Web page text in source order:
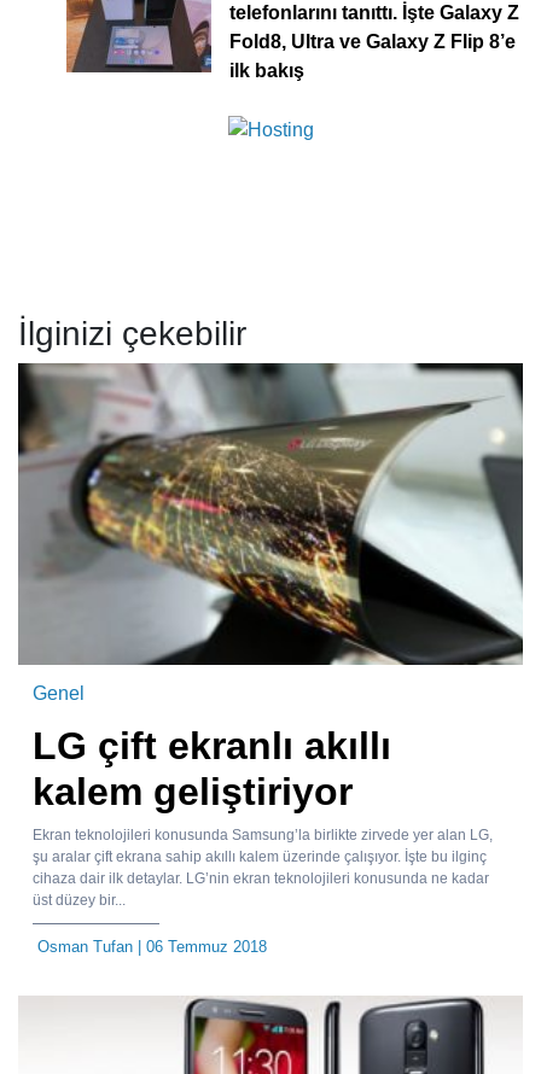
telefonlarını tanıttı. İşte Galaxy Z
Fold8, Ultra ve Galaxy Z Flip 8’e
ilk bakış
İlginizi çekebilir
Genel
LG çift ekranlı akıllı
kalem geliştiriyor
Ekran teknolojileri konusunda Samsung’la birlikte zirvede yer alan LG,
şu aralar çift ekrana sahip akıllı kalem üzerinde çalışıyor. İşte bu ilginç
cihaza dair ilk detaylar. LG’nin ekran teknolojileri konusunda ne kadar
üst düzey bir...
Osman Tufan | 06 Temmuz 2018